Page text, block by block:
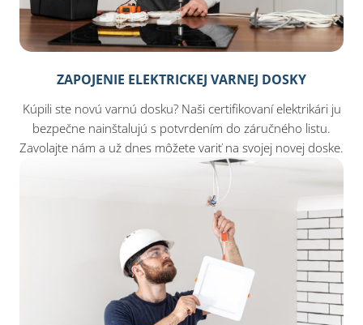
ZAPOJENIE ELEKTRICKEJ VARNEJ DOSKY
Kúpili ste novú varnú dosku? Naši certifikovaní elektrikári ju
bezpečne nainštalujú s potvrdením do záručného listu.
Zavolajte nám a už dnes môžete variť na svojej novej doske.